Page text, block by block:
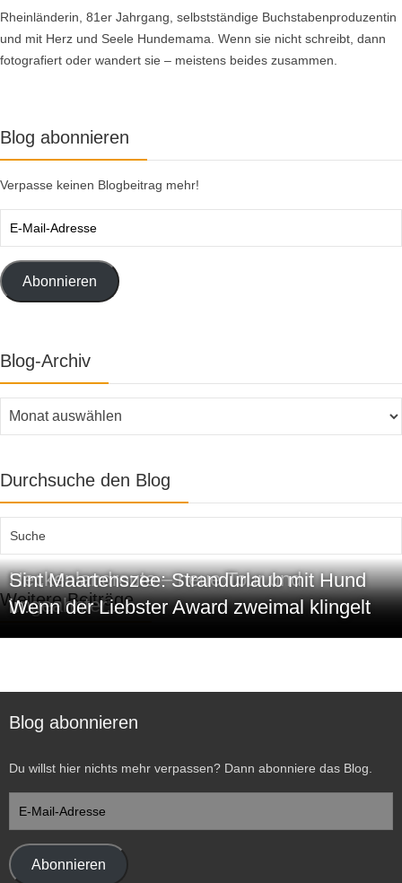
Rheinländerin, 81er Jahrgang, selbstständige Buchstabenproduzentin
und mit Herz und Seele Hundemama. Wenn sie nicht schreibt, dann
fotografiert oder wandert sie – meistens beides zusammen.
Blog abonnieren
Verpasse keinen Blogbeitrag mehr!
Adresse
Abonnieren
Blog-Archiv
Blog-
Durchsuche den Blog
Weitere Beiträge
Heckenlandroute – neue Tour und
ungeahnter...
Sint Maartenszee: Strandurlaub mit Hund
in...
Wenn der Liebster Award zweimal klingelt
Blog abonnieren
Du willst hier nichts mehr verpassen? Dann abonniere das Blog.
Adresse
Abonnieren